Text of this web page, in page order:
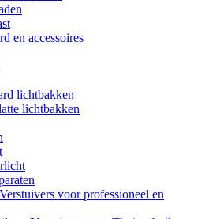
en accessoires
lichtbakken
lichtbakken
voor professioneel en